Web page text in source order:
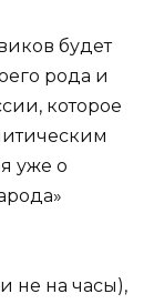
будет
рода и
которое
уже о
не на часы),